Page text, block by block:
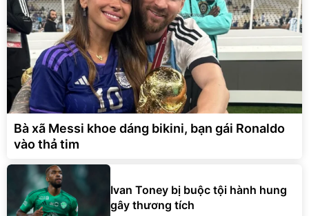
Bà xã Messi khoe dáng bikini, bạn gái Ronaldo
vào thả tim
Ivan Toney bị buộc tội hành hung
gây thương tích